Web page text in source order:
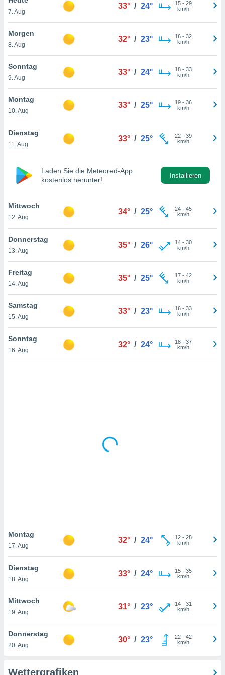
oder
Partner
es uns
das
der
Profil zu
Ihnen
finden
. Sie
jederzeit
Sie
der
weiterhin
nicht
von
und
auf
klicken.
7. Aug
33° / 24° 15- 29
km/h
Morgen
8. Aug
32° / 23° 16- 32
km/h
Sonntag
9. Aug
33° / 24° 18- 33
km/h
Montag
10. Aug
33° / 25° 19- 36
km/h
Dienstag
11. Aug
33° / 25° 22- 39
km/h
Laden Sie die Meteored-App
kostenlos herunter!
Installieren
Mittwoch
12. Aug
34° / 25° 24- 45
km/h
Donnerstag
13. Aug
35° / 26° 14- 30
km/h
Freitag
14. Aug
35° / 25° 17- 42
km/h
Samstag
15. Aug
33° / 23° 16- 33
km/h
Sonntag
16. Aug
32° / 24° 18- 37
km/h
Montag
17. Aug
32° / 24° 12- 28
km/h
Dienstag
18. Aug
33° / 24° 15- 35
km/h
Mittwoch
19. Aug
31° / 23° 14- 31
km/h
Donnerstag
20. Aug
30° / 23° 22- 42
km/h
Wettergrafiken